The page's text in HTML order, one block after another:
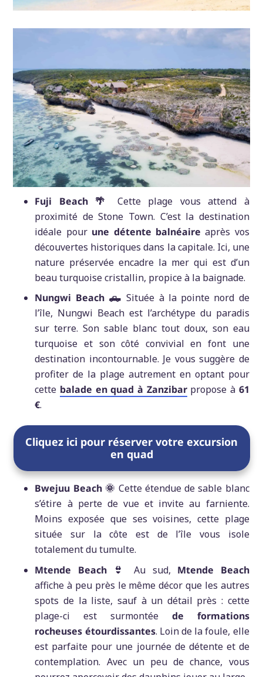
Fuji Beach 🌴 Cette plage vous attend à
proximité de Stone Town. C’est la destination
idéale pour une détente balnéaire après vos
découvertes historiques dans la capitale. Ici, une
nature préservée encadre la mer qui est d’un
beau turquoise cristallin, propice à la baignade.
Nungwi Beach 🛻Située à la pointe nord de
l’île, Nungwi Beach est l’archétype du paradis
sur terre. Son sable blanc tout doux, son eau
turquoise et son côté convivial en font une
destination incontournable. Je vous suggère de
profiter de la plage autrement en optant pour
cette balade en quad à Zanzibarpropose à 61
€.
Cliquez ici pour réserver votre excursion
en quad
Bwejuu Beach 🌞 Cette étendue de sable blanc
s’étire à perte de vue et invite au farniente.
Moins exposée que ses voisines, cette plage
située sur la côte est de l’île vous isole
totalement du tumulte.
Mtende Beach 👙Au sud, Mtende Beach
affiche à peu près le même décor que les autres
spots de la liste, sauf à un détail près : cette
plage-ci est surmontée de formations
rocheuses étourdissantes. Loin de la foule, elle
est parfaite pour une journée de détente et de
contemplation. Avec un peu de chance, vous